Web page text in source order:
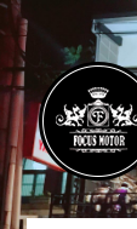
燈罩 / 燈泡